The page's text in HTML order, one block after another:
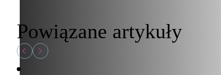
Powiązane artykuły